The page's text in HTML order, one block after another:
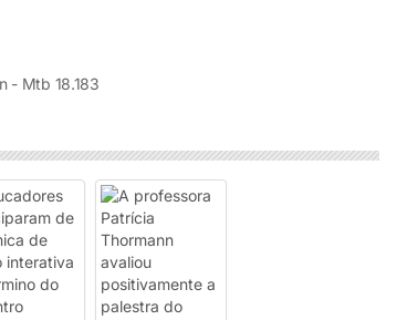
- Mtb 18.183